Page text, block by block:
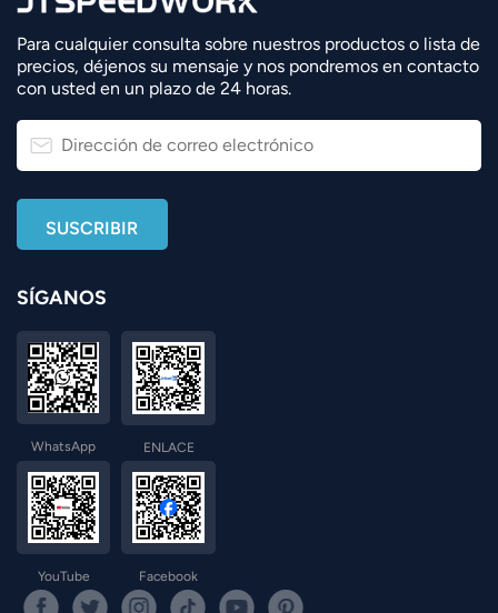
Para cualquier consulta sobre nuestros productos o lista de
precios, déjenos su mensaje y nos pondremos en contacto
con usted en un plazo de 24 horas.
SÍGANOS
WhatsApp ENLACE
YouTube Facebook